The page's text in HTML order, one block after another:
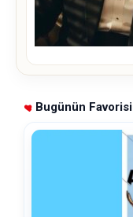
Bugünün Favorisi